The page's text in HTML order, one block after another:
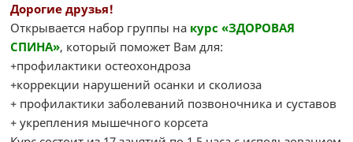
Дорогие друзья!
Открывается набор группы на курс «ЗДОРОВАЯ
СПИНА», который поможет Вам для:
+профилактики остеохондроза
+коррекции нарушений осанки и сколиоза
+ профилактики заболеваний позвоночника и суставов
+ укрепления мышечного корсета